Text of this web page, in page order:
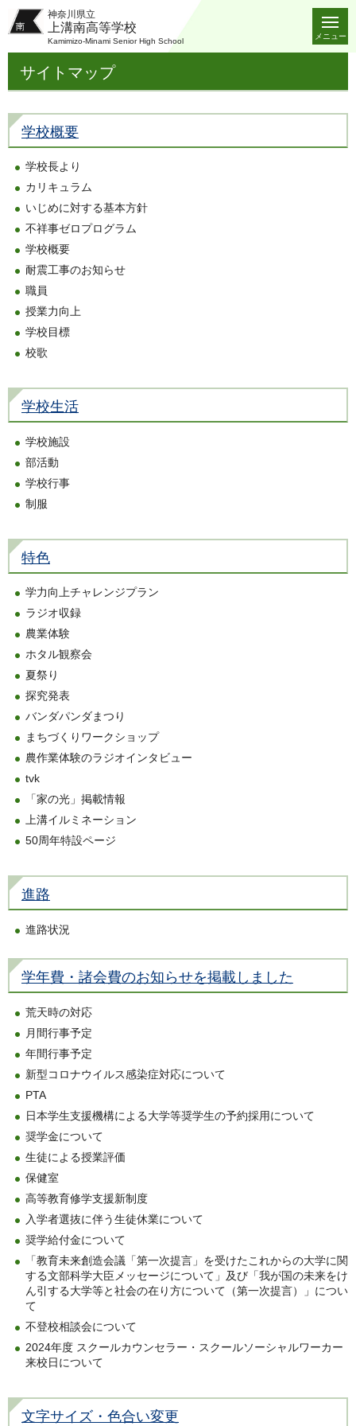
神奈川県立
上溝南高等学校
Kamimizo-Minami Senior High School
メニュー
サイトマップ
学校概要
学校長より
カリキュラム
いじめに対する基本方針
不祥事ゼロプログラム
学校概要
耐震工事のお知らせ
職員
授業力向上
学校目標
校歌
学校生活
学校施設
部活動
学校行事
制服
特色
学力向上チャレンジプラン
ラジオ収録
農業体験
ホタル観察会
夏祭り
探究発表
バンダパンダまつり
まちづくりワークショップ
農作業体験のラジオインタビュー
tvk
「家の光」掲載情報
上溝イルミネーション
50周年特設ページ
進路
進路状況
学年費・諸会費のお知らせを掲載しました
荒天時の対応
月間行事予定
年間行事予定
新型コロナウイルス感染症対応について
PTA
日本学生支援機構による大学等奨学生の予約採用について
奨学金について
生徒による授業評価
保健室
高等教育修学支援新制度
入学者選抜に伴う生徒休業について
奨学給付金について
「教育未来創造会議「第一次提言」を受けたこれからの大学に関
する文部科学大臣メッセージについて」及び「我が国の未来をけ
ん引する大学等と社会の在り方について（第一次提言）」につい
て
不登校相談会について
2024年度 スクールカウンセラー・スクールソーシャルワーカー
来校日について
文字サイズ・色合い変更